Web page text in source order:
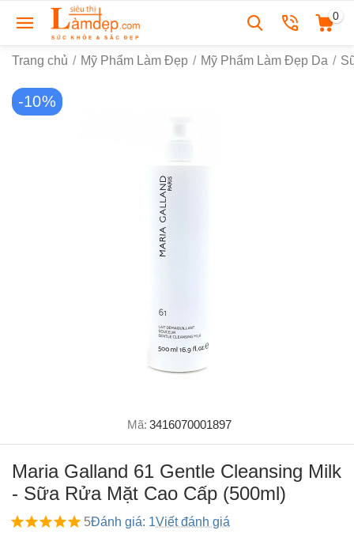
0
Trang chủ / Mỹ Phẩm Làm Đẹp / Mỹ Phẩm Làm Đẹp Da /
-10%
Mã: 3416070001897
Maria Galland 61 Gentle Cleansing Milk
- Sữa Rửa Mặt Cao Cấp (500ml)
5Đánh giá: 1Viết đánh giá